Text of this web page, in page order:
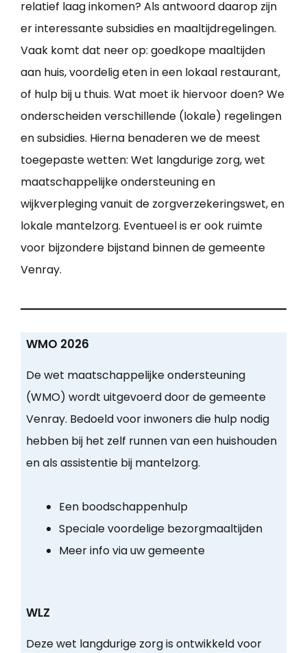
relatief laag inkomen? Als antwoord daarop zijn
er interessante subsidies en maaltijdregelingen.
Vaak komt dat neer op: goedkope maaltijden
aan huis, voordelig eten in een lokaal restaurant,
of hulp bij u thuis. Wat moet ik hiervoor doen? We
onderscheiden verschillende (lokale) regelingen
en subsidies. Hierna benaderen we de meest
toegepaste wetten: Wet langdurige zorg, wet
maatschappelijke ondersteuning en
wijkverpleging vanuit de zorgverzekeringswet, en
lokale mantelzorg. Eventueel is er ook ruimte
voor bijzondere bijstand binnen de gemeente
Venray.
WMO 2026
De wet maatschappelijke ondersteuning
(WMO) wordt uitgevoerd door de gemeente
Venray. Bedoeld voor inwoners die hulp nodig
hebben bij het zelf runnen van een huishouden
en als assistentie bij mantelzorg.
Een boodschappenhulp
Speciale voordelige bezorgmaaltijden
Meer info via uw gemeente
WLZ
Deze wet langdurige zorg is ontwikkeld voor